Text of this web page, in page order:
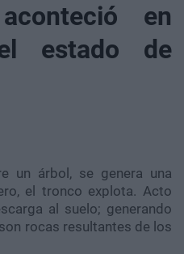
en
estado de
un árbol, se genera una
el tronco explota. Acto
al suelo; generando
rocas resultantes de los